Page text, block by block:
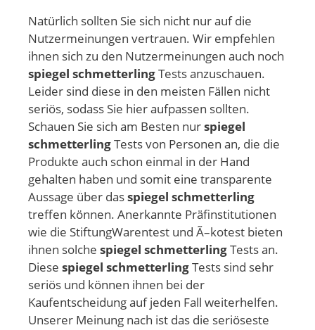
Natürlich sollten Sie sich nicht nur auf die
Nutzermeinungen vertrauen. Wir empfehlen
ihnen sich zu den Nutzermeinungen auch noch
spiegel schmetterlingTests anzuschauen.
Leider sind diese in den meisten Fällen nicht
seriös, sodass Sie hier aufpassen sollten.
Schauen Sie sich am Besten nurspiegel
schmetterlingTests von Personen an, die die
Produkte auch schon einmal in der Hand
gehalten haben und somit eine transparente
Aussage über dasspiegel schmetterling
treffen können. Anerkannte Präfinstitutionen
wie die StiftungWarentest und Ã–kotest bieten
ihnen solche spiegel schmetterlingTests an.
Diese spiegel schmetterlingTests sind sehr
seriös und können ihnen bei der
Kaufentscheidung auf jeden Fall weiterhelfen.
Unserer Meinung nach ist das die seriöseste